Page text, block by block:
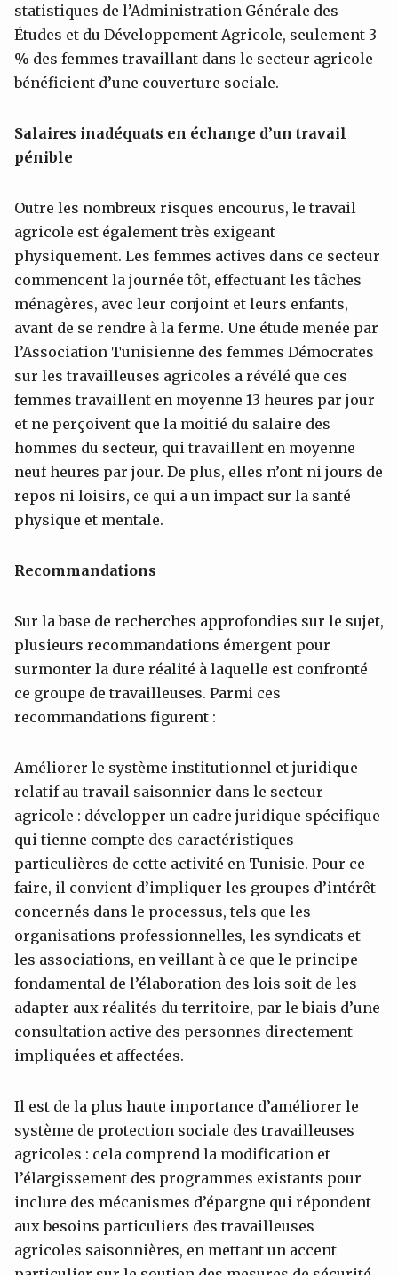
statistiques de l’Administration Générale des
Études et du Développement Agricole, seulement 3
% des femmes travaillant dans le secteur agricole
bénéficient d’une couverture sociale.
Salaires inadéquats en échange d’un travail
pénible
Outre les nombreux risques encourus, le travail
agricole est également très exigeant
physiquement. Les femmes actives dans ce secteur
commencent la journée tôt, effectuant les tâches
ménagères, avec leur conjoint et leurs enfants,
avant de se rendre à la ferme. Une étude menée par
l’Association Tunisienne des femmes Démocrates
sur les travailleuses agricoles a révélé que ces
femmes travaillent en moyenne 13 heures par jour
et ne perçoivent que la moitié du salaire des
hommes du secteur, qui travaillent en moyenne
neuf heures par jour. De plus, elles n’ont ni jours de
repos ni loisirs, ce qui a un impact sur la santé
physique et mentale.
Recommandations
Sur la base de recherches approfondies sur le sujet,
plusieurs recommandations émergent pour
surmonter la dure réalité à laquelle est confronté
ce groupe de travailleuses. Parmi ces
recommandations figurent :
Améliorer le système institutionnel et juridique
relatif au travail saisonnier dans le secteur
agricole : développer un cadre juridique spécifique
qui tienne compte des caractéristiques
particulières de cette activité en Tunisie. Pour ce
faire, il convient d’impliquer les groupes d’intérêt
concernés dans le processus, tels que les
organisations professionnelles, les syndicats et
les associations, en veillant à ce que le principe
fondamental de l’élaboration des lois soit de les
adapter aux réalités du territoire, par le biais d’une
consultation active des personnes directement
impliquées et affectées.
Il est de la plus haute importance d’améliorer le
système de protection sociale des travailleuses
agricoles : cela comprend la modification et
l’élargissement des programmes existants pour
inclure des mécanismes d’épargne qui répondent
aux besoins particuliers des travailleuses
agricoles saisonnières, en mettant un accent